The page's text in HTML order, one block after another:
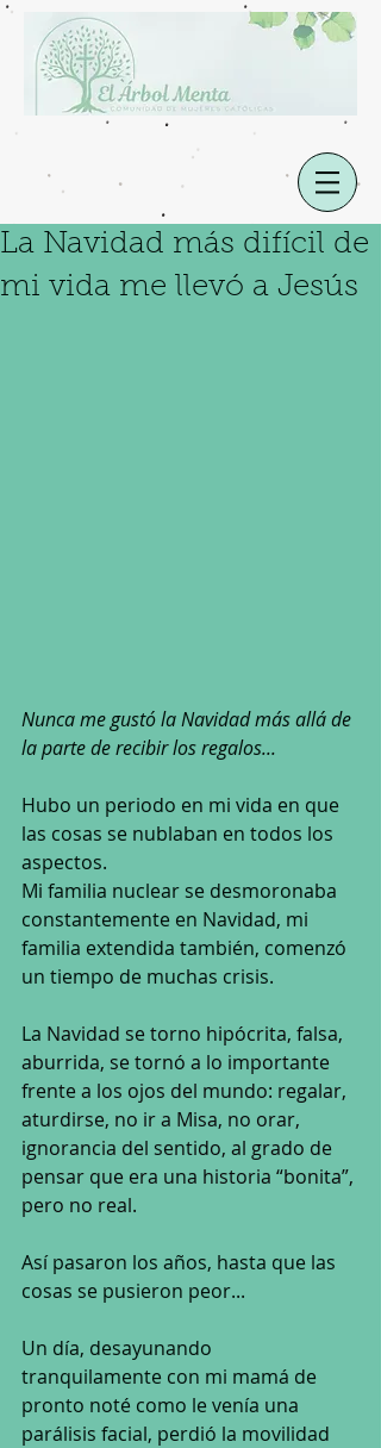
La Navidad más difícil de
mi vida me llevó a Jesús
Nunca me gustó la Navidad más allá de
la parte de recibir los regalos...
Hubo un periodo en mi vida en que
las cosas se nublaban en todos los
aspectos.
Mi familia nuclear se desmoronaba
constantemente en Navidad, mi
familia extendida también, comenzó
un tiempo de muchas crisis.
La Navidad se torno hipócrita, falsa,
aburrida, se tornó a lo importante
frente a los ojos del mundo: regalar,
aturdirse, no ir a Misa, no orar,
ignorancia del sentido, al grado de
pensar que era una historia “bonita”,
pero no real.
Así pasaron los años, hasta que las
cosas se pusieron peor...
Un día, desayunando
tranquilamente con mi mamá de
pronto noté como le venía una
parálisis facial, perdió la movilidad